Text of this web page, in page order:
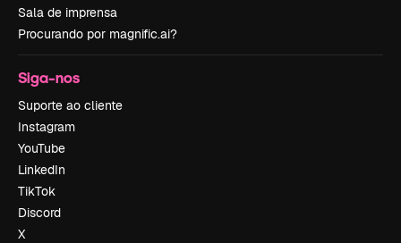
Sala de imprensa
Procurando por magnific.ai?
Siga-nos
Suporte ao cliente
Instagram
YouTube
LinkedIn
TikTok
Discord
X